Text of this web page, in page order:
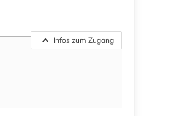
Infos zum Zugang